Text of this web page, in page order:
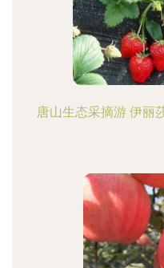
唐山生态采摘游 伊丽